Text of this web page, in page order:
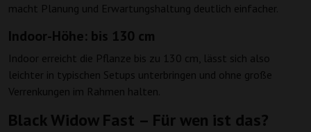
macht Planung und Erwartungshaltung deutlich einfacher.
Indoor-Höhe: bis 130 cm
Indoor erreicht die Pflanze bis zu 130 cm, lässt sich also
leichter in typischen Setups unterbringen und ohne große
Verrenkungen im Rahmen halten.
Black Widow Fast – Für wen ist das?